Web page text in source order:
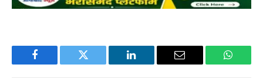
Facebook Twitter LinkedIn Email